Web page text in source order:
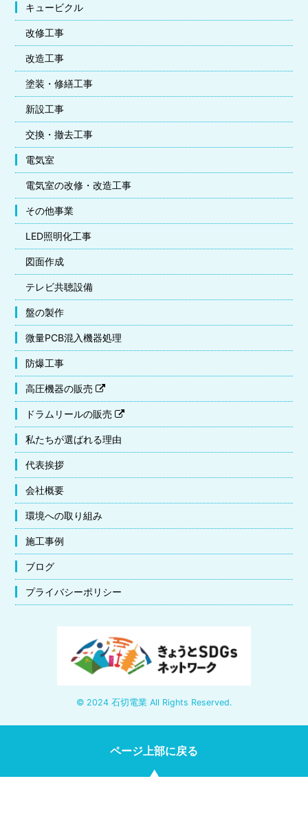
キュービクル
改修工事
改造工事
塗装・修繕工事
新設工事
交換・撤去工事
電気室
電気室の改修・改造工事
その他事業
LED照明化工事
図面作成
テレビ共聴設備
盤の製作
微量PCB混入機器処理
防爆工事
高圧機器の販売
ドラムリールの販売
私たちが選ばれる理由
代表挨拶
会社概要
環境への取り組み
施工事例
ブログ
プライバシーポリシー
© 2024 石切電業 All Rights Reserved.
ページ上部に戻る